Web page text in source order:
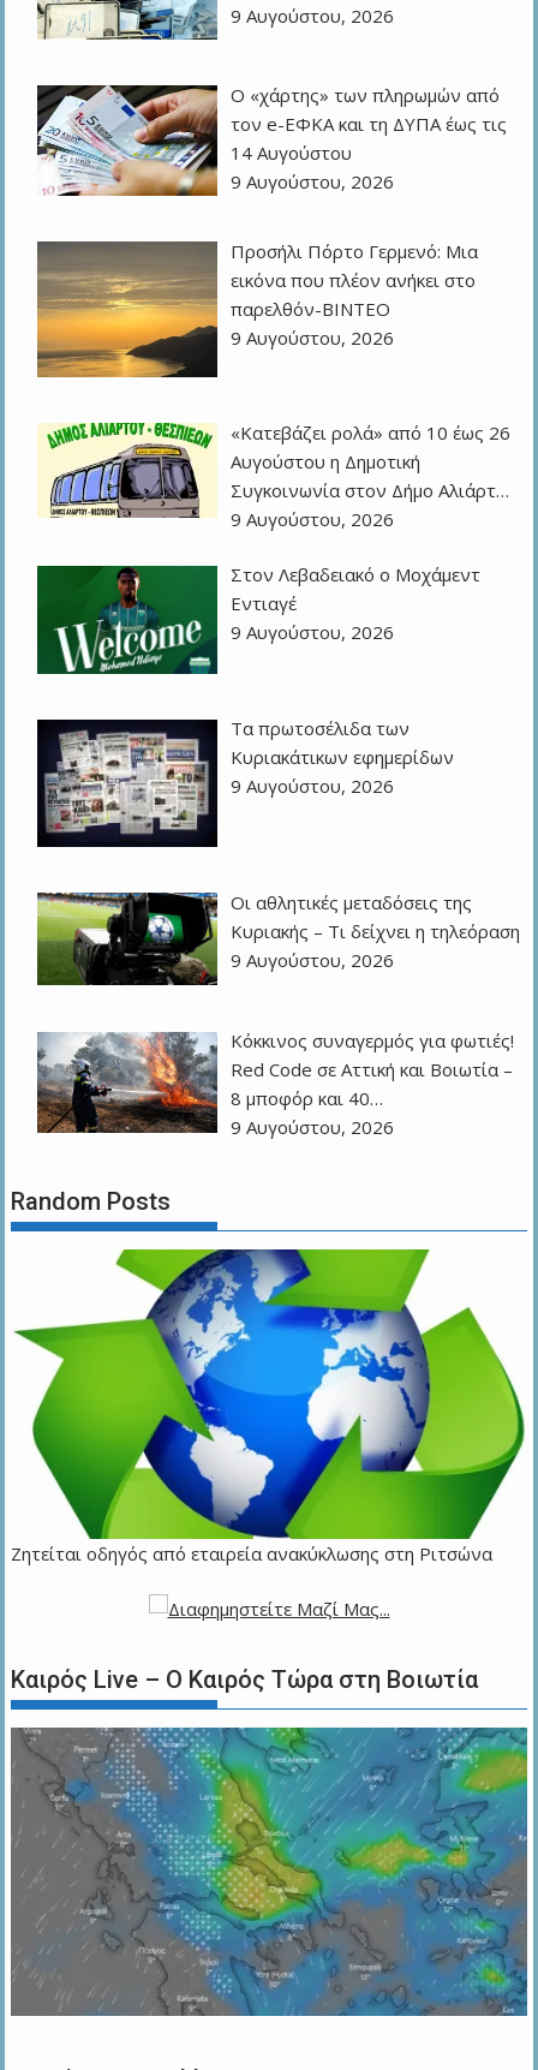
9 Αυγούστου, 2026
Ο «χάρτης» των πληρωμών από
τον e-ΕΦΚΑ και τη ΔΥΠΑ έως τις
14 Αυγούστου
9 Αυγούστου, 2026
Προσήλι Πόρτο Γερμενό: Μια
εικόνα που πλέον ανήκει στο
παρελθόν-ΒΙΝΤΕΟ
9 Αυγούστου, 2026
«Κατεβάζει ρολά» από 10 έως 26
Αυγούστου η Δημοτική
Συγκοινωνία στον Δήμο Αλιάρτ…
9 Αυγούστου, 2026
Στον Λεβαδειακό ο Μοχάμεντ
Εντιαγέ
9 Αυγούστου, 2026
Τα πρωτοσέλιδα των
Kυριακάτικων εφημερίδων
9 Αυγούστου, 2026
Οι αθλητικές μεταδόσεις της
Κυριακής – Τι δείχνει η τηλεόραση
9 Αυγούστου, 2026
Κόκκινος συναγερμός για φωτιές!
Red Code σε Αττική και Βοιωτία –
8 μποφόρ και 40…
9 Αυγούστου, 2026
Random Posts
Ζητείται οδηγός από εταιρεία ανακύκλωσης στη Ριτσώνα
Καιρός Live – Ο Καιρός Τώρα στη Βοιωτία